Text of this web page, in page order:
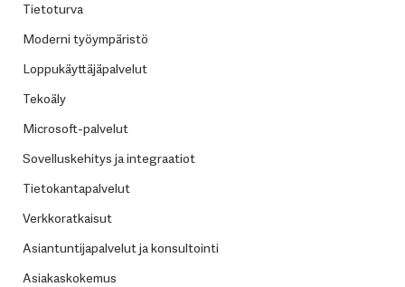
Tietoturva
Moderni työympäristö
Loppukäyttäjäpalvelut
Tekoäly
Microsoft-palvelut
Sovelluskehitys ja integraatiot
Tietokantapalvelut
Verkkoratkaisut
Asiantuntijapalvelut ja konsultointi
Asiakaskokemus